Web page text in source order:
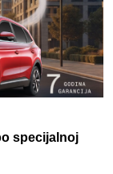
specijalnoj